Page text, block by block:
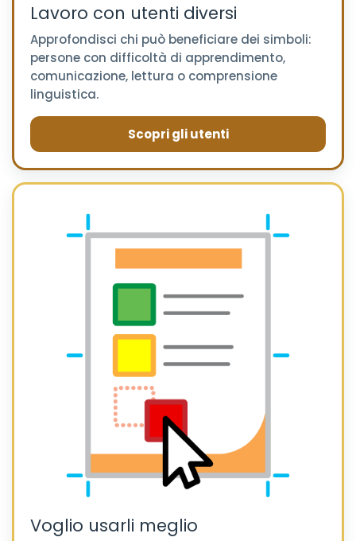
Lavoro con utenti diversi
Approfondisci chi può beneficiare dei simboli:
persone con difficoltà di apprendimento,
comunicazione, lettura o comprensione
linguistica.
Scopri gli utenti
Voglio usarli meglio